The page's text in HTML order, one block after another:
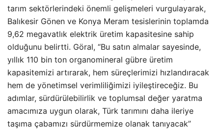
tarım sektörlerindeki önemli gelişmeleri vurgulayarak,
Balıkesir Gönen ve Konya Meram tesislerinin toplamda
9,62 megavatlık elektrik üretim kapasitesine sahip
olduğunu belirtti. Göral, “Bu satın almalar sayesinde,
yıllık 110 bin ton organomineral gübre üretim
kapasitemizi artırarak, hem süreçlerimizi hızlandıracak
hem de yönetimsel verimliliğimizi iyileştireceğiz. Bu
adımlar, sürdürülebilirlik ve toplumsal değer yaratma
amacımıza uygun olarak, Türk tarımını daha ileriye
taşıma çabamızı sürdürmemize olanak tanıyacak”